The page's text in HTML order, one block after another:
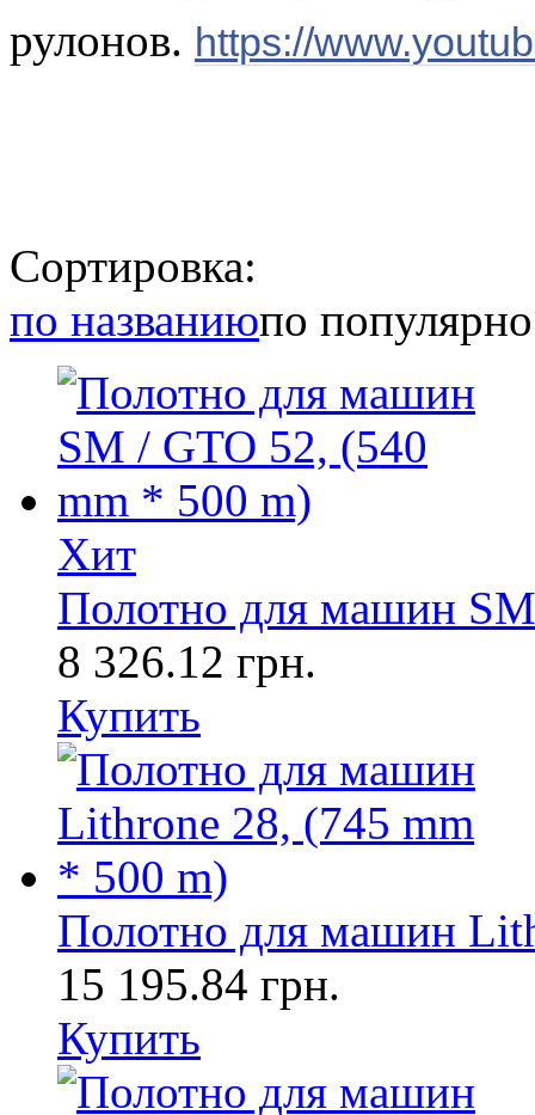
рулонов. https://
Сортировка:
по названиюпо
Хит
Полотно для машин
8 326.12 грн.
Купить
Полотно для машин
15 195.84 грн.
Купить